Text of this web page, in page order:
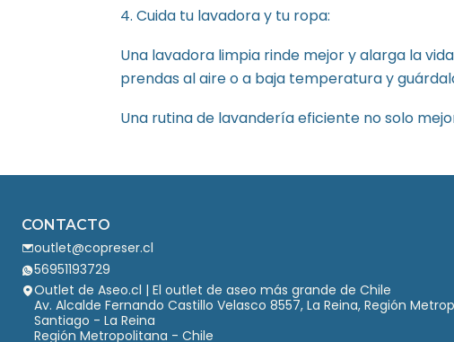
4. Cuida tu lavadora y tu ropa:
Una lavadora limpia rinde mejor y alarga la
prendas al aire o a baja temperatura y
Una rutina de lavandería eficiente no solo
CONTACTO
outlet@copreser.cl
56951193729
Outlet de Aseo.cl | El outlet de aseo más grande de Chile
Av. Alcalde Fernando Castillo Velasco 8557, La Reina, Región
Santiago - La Reina
Región Metropolitana - Chile